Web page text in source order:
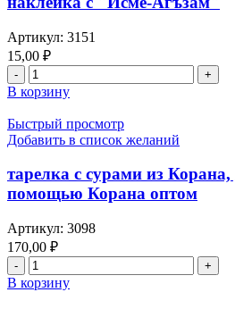
Баййинэ",
Зилзэля",
"Ал-
Гадийят",
"Ал-
Карига",
"Ат-
Тэкэсур",
"Ал-
Ал-
Хумэзэ
"Ал-
Фил",
"Ал-
Курэйеш",
"Ал-
Баракат»
молитвы
оптом
Артикул: 3151
15,00 ₽
Количество
товара
наклейка
с
"Исме-
В корзину
Быстрый просмотр
Добавить в список желаний
тарелка с сурами из Корана,
помощью Корана оптом
Артикул: 3098
170,00 ₽
Количество
товара
тарелка
В корзину